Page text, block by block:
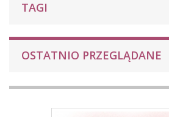
TAGI
OSTATNIO PRZEGLĄDANE